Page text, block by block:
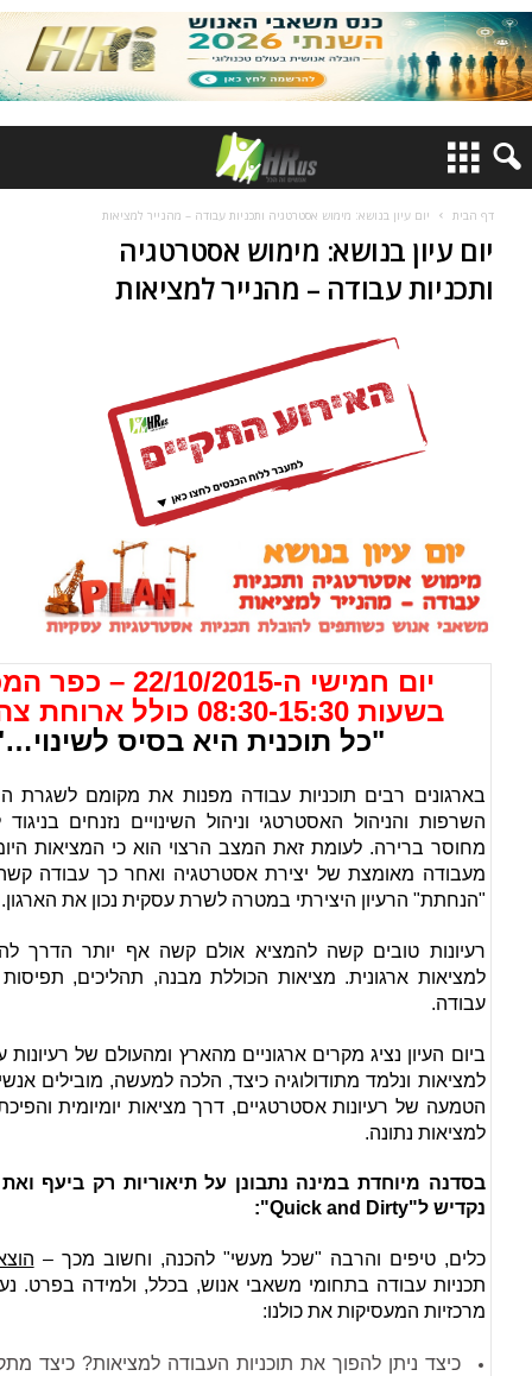
דף הבית יום עיון בנושא: מימוש אסטרטגיה ותכניות עבודה – מהנייר למציאות
יום עיון בנושא: מימוש אסטרטגיה
ותכניות עבודה – מהנייר למציאות
יום חמישי ה-22/10/2015 – כפר המכביה
בשעות 08:30-15:30 כולל ארוחת צהריים
"כל תוכנית היא בסיס
בארגונים רבים תוכניות עבודה מפנות את מקומם לשגרת
השרפות והניהול האסטרטגי וניהול השינויים נזנחים בניגוד
מחוסר ברירה. לעומת זאת המצב הרצוי הוא כי המציאות
מעבודה מאומצת של יצירת אסטרטגיה ואחר כך עבודה
"הנחתת" הרעיון היצירתי במטרה לשרת עסקית נכון את הארגון.
רעיונות טובים קשה להמציא אולם קשה אף יותר הדרך
למציאות ארגונית. מציאות הכוללת מבנה, תהליכים,
עבודה.
ביום העיון נציג מקרים ארגוניים מהארץ ומהעולם של
למציאות ונלמד מתודולוגיה כיצד, הלכה למעשה, מובילים
הטמעה של רעיונות אסטרטגיים, דרך מציאות יומיומית
למציאות נתונה.
בסדנה מיוחדת במינה נתבונן על תיאוריות רק ביעף
נקדיש ל"Quick and Dirty":
כלים, טיפים והרבה "שכל מעשי" להכנה, וחשוב מכך –
תכניות עבודה בתחומי משאבי אנוש, בכלל, ולמידה בפרט.
מרכזיות המעסיקות את כולנו:
כיצד ניתן להפוך את תוכניות העבודה למציאות? כיצד